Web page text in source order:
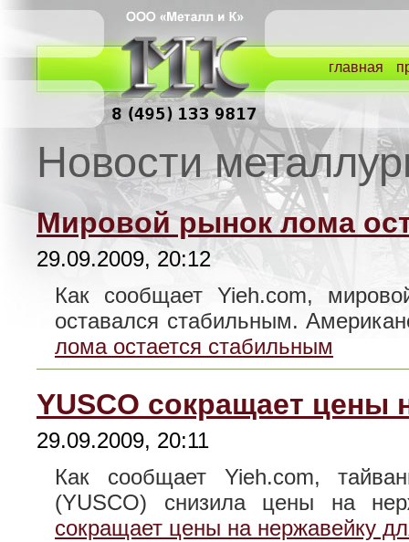
главная
Новости
Мировой рынок лома
29.09.2009, 20:12
Как сообщает Yieh.com,
оставался стабильным.
лома остается стабильным
YUSCO сокращает цены
29.09.2009, 20:11
Как сообщает Yieh.com,
(YUSCO) снизила цены на
сокращает цены на нержавейку